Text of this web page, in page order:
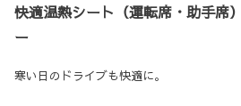
快適温熱シート（運転席・助手席
ー
寒い日のドライブも快適に。